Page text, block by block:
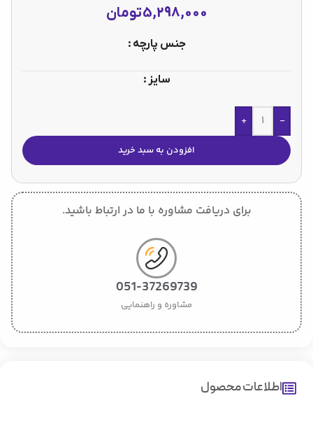
5,298,000تومان
جنس پارچه
سایز
-
+
افزودن به سبد خرید
برای دریافت مشاوره با ما در ارتباط باشید.
051-37269739
مشاوره و راهنمایی
اطلاعات محصول